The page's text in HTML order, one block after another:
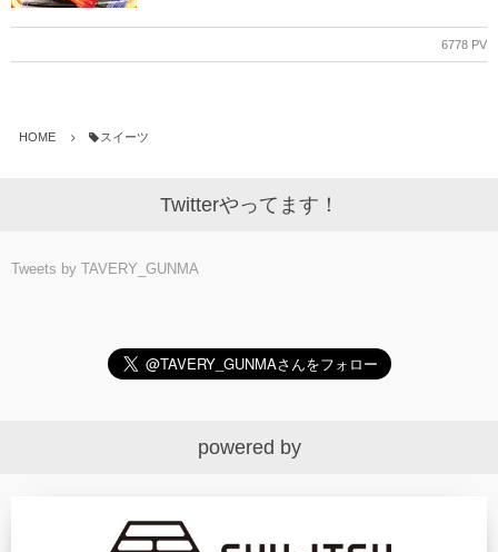
6778 PV
HOME スイーツ
Twitterやってます！
Tweets by TAVERY_GUNMA
powered by